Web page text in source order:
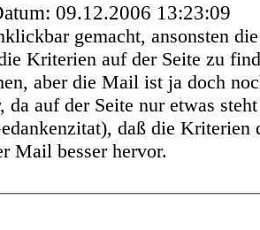
09.12.2006 13:23:09
gemacht, ansonsten
Kriterien auf der Seite zu
aber die Mail ist ja doch
da auf der Seite nur etwas
daß die Kriterien
Mail besser hervor.